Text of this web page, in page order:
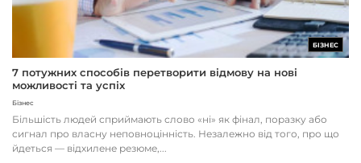
БІЗНЕС
7 потужних способів перетворити відмову на нові
можливості та успіх
Бізнес
Більшість людей сприймають слово «ні» як фінал, поразку або
сигнал про власну неповноцінність. Незалежно від того, про що
йдеться — відхилене резюме,...